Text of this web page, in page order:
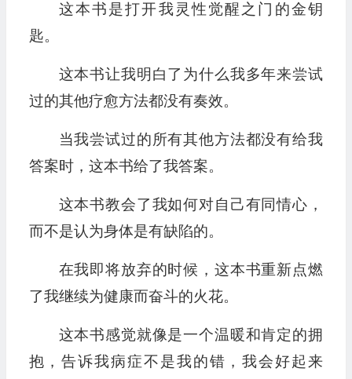
这本书是打开我灵性觉醒之门的金钥
匙。
这本书让我明白了为什么我多年来尝试
过的其他疗愈方法都没有奏效。
当我尝试过的所有其他方法都没有给我
答案时，这本书给了我答案。
这本书教会了我如何对自己有同情心，
而不是认为身体是有缺陷的。
在我即将放弃的时候，这本书重新点燃
了我继续为健康而奋斗的火花。
这本书感觉就像是一个温暖和肯定的拥
抱，告诉我病症不是我的错，我会好起来